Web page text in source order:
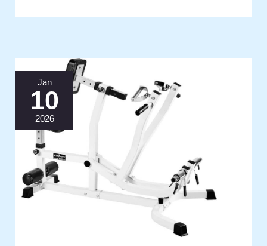
Jan
10
2026